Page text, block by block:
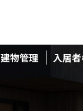
建物管理 入居